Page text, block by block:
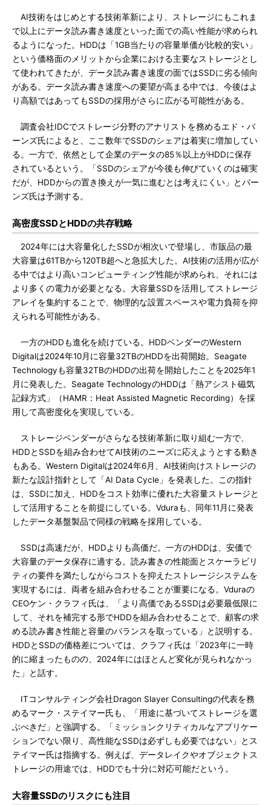
AI技術をはじめとする技術革新により、ストレージにもこれま
で以上にデータ読み書き速度といった面での高い性能が求められ
るようになった。HDDは「1GB当たりの容量単価が比較的安い」
という価格面のメリットから企業における主要なストレージとし
て使われてきたが、データ読み書き速度の面ではSSDに劣る傾向
がある。データ読み書き速度への要望が高まる中では、今後はよ
り高額ではあってもSSDの採用がさらに広がる可能性がある。
調査会社IDCでストレージ分野のアナリストを務めるエド・バ
ーンズ氏によると、ここ数年でSSDのシェアは着実に増加してい
る。一方で、依然として企業のデータの85％以上がHDDに保存
されているという。「SSDのシェアが今後も伸びていくのは確実
だが、HDDからの置き換えが一気に進むとは考えにくい」とバー
ンズ氏は予測する。
高密度SSDとHDDの共存戦略
2024年には大容量化したSSDが相次いで登場し、市販品の最
大容量は61TBから120TB超へと急拡大した。AI技術の活用が広が
る中ではより高いコンピューティング性能が求められ、それには
より多くの電力が必要となる。大容量SSDを活用してストレージ
アレイを集約することで、物理的な設置スペースや電力負荷を抑
えられる可能性がある。
一方のHDDも進化を続けている。HDDベンダーのWestern
Digitalは2024年10月に容量32TBのHDDを出荷開始。Seagate
Technologyも容量32TBのHDDの出荷を開始したことを2025年1
月に発表した。Seagate TechnologyのHDDは「熱アシスト磁気
記録方式」（HAMR：Heat Assisted Magnetic Recording）を採
用して高密度化を実現している。
ストレージベンダーがさらなる技術革新に取り組む一方で、
HDDとSSDを組み合わせてAI技術のニーズに応えようとする動き
もある。Western Digitalは2024年6月、AI技術向けストレージの
新たな設計指針として「AI Data Cycle」を発表した。この指針
は、SSDに加え、HDDをコスト効率に優れた大容量ストレージと
して活用することを前提にしている。Vduraも、同年11月に発表
したデータ基盤製品で同様の戦略を採用している。
SSDは高速だが、HDDよりも高価だ。一方のHDDは、安価で
大容量のデータ保存に適する。読み書きの性能面とスケーラビリ
ティの要件を満たしながらコストを抑えたストレージシステムを
実現するには、両者を組み合わせることが重要になる。Vduraの
CEOケン・クラフィ氏は、「より高価であるSSDは必要最低限に
して、それを補完する形でHDDを組み合わせることで、顧客の求
める読み書き性能と容量のバランスを取っている」と説明する。
HDDとSSDの価格差については、クラフィ氏は「2023年に一時
的に縮まったものの、2024年にはほとんど変化が見られなかっ
た」と話す。
ITコンサルティング会社Dragon Slayer Consultingの代表を務
めるマーク・ステイマー氏も、「用途に基づいてストレージを選
ぶべきだ」と強調する。「ミッションクリティカルなアプリケー
ションでない限り、高性能なSSDは必ずしも必要ではない」とス
テイマー氏は指摘する。例えば、データレイクやオブジェクトス
トレージの用途では、HDDでも十分に対応可能だという。
大容量SSDのリスクにも注目